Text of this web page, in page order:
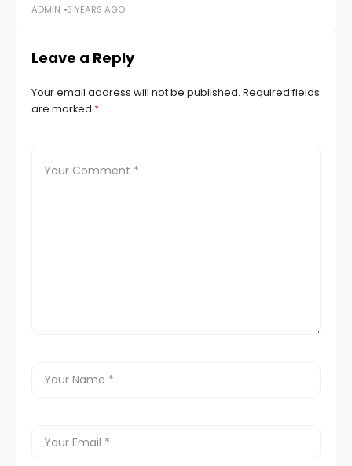
ADMIN 3 YEARS AGO
Leave a Reply
Your email address will not be published. Required fields
are marked *